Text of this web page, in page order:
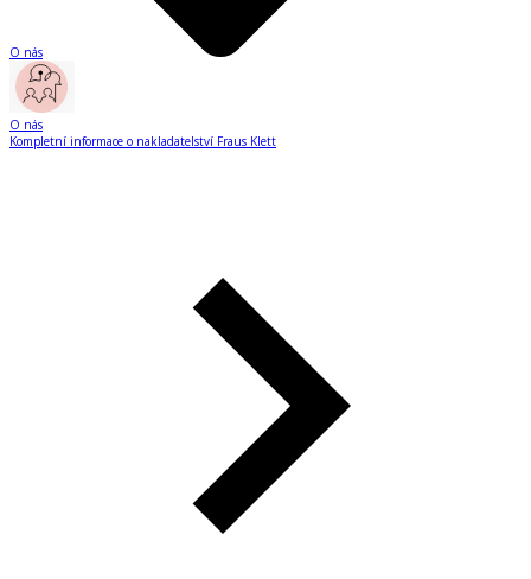
O nás
O nás
Kompletní informace o nakladatelství Fraus Klett